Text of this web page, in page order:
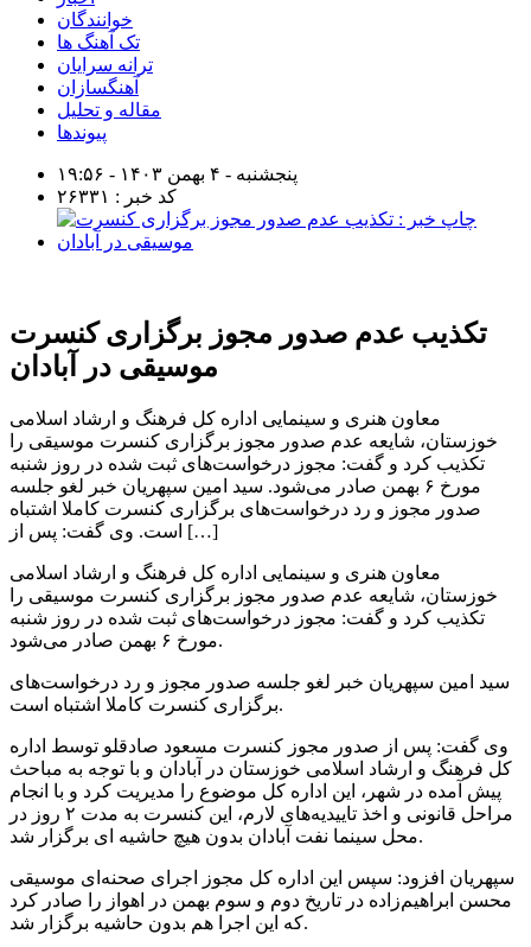
خوانندگان
تک آهنگ ها
ترانه سرایان
آهنگسازان
مقاله و تحلیل
پیوندها
پنجشنبه - ۴ بهمن ۱۴۰۳ - ۱۹:۵۶
کد خبر : ۲۶۳۳۱
تکذیب عدم صدور مجوز برگزاری کنسرت
موسیقی در آبادان
معاون هنری و سینمایی اداره کل فرهنگ و ارشاد اسلامی
خوزستان، شایعه عدم صدور مجوز برگزاری کنسرت موسیقی را
تکذیب کرد و گفت: مجوز درخواست‌های ثبت شده در روز شنبه
مورخ ۶ بهمن صادر می‌شود. سید امین سپهریان خبر لغو جلسه
صدور مجوز و رد درخواست‌های برگزاری کنسرت کاملا اشتباه
است. وی گفت: پس از […]
معاون هنری و سینمایی اداره کل فرهنگ و ارشاد اسلامی
خوزستان، شایعه عدم صدور مجوز برگزاری کنسرت موسیقی را
تکذیب کرد و گفت: مجوز درخواست‌های ثبت شده در روز شنبه
مورخ ۶ بهمن صادر می‌شود.
سید امین سپهریان خبر لغو جلسه صدور مجوز و رد درخواست‌های
برگزاری کنسرت کاملا اشتباه است.
وی گفت: پس از صدور مجوز کنسرت مسعود صادقلو توسط اداره
کل فرهنگ و ارشاد اسلامی خوزستان در آبادان و با توجه به مباحث
پیش آمده در شهر، این اداره کل موضوع را مدیریت کرد و با انجام
مراحل قانونی و اخذ تاییدیه‌های لارم، این کنسرت به مدت ۲ روز در
محل سینما نفت آبادان بدون هیچ حاشیه ای برگزار شد.
سپهریان افزود: سپس این اداره کل مجوز اجرای صحنه‌ای موسیقی
محسن ابراهیم‌زاده در تاریخ دوم و سوم بهمن در اهواز را صادر کرد
که این اجرا هم بدون حاشیه برگزار شد.